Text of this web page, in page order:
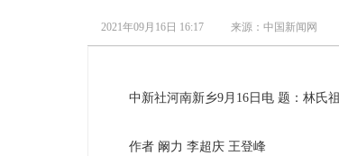
2021年09月16日 16:17 来源：中国新闻网
中新社河南新乡9月16日电 题：林氏祖
作者 阚力 李超庆 王登峰